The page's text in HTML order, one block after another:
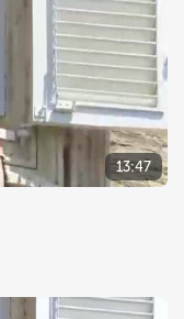
13:47